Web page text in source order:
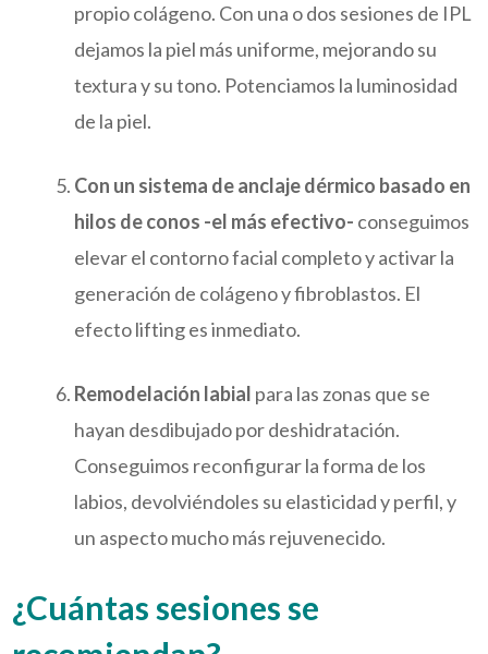
propio colágeno. Con una o dos sesiones de IPL
dejamos la piel más uniforme, mejorando su
textura y su tono. Potenciamos la luminosidad
de la piel.
Con un sistema de anclaje dérmico basado en
hilos de conos -el más efectivo- conseguimos
elevar el contorno facial completo y activar la
generación de colágeno y fibroblastos. El
efecto lifting es inmediato.
Remodelación labial para las zonas que se
hayan desdibujado por deshidratación.
Conseguimos reconfigurar la forma de los
labios, devolviéndoles su elasticidad y perfil, y
un aspecto mucho más rejuvenecido.
¿Cuántas sesiones se